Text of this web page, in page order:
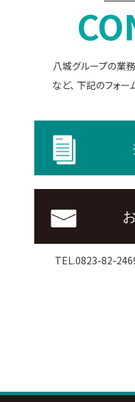
八城グループの業
など、 下記のフォー
TEL.0823-82-